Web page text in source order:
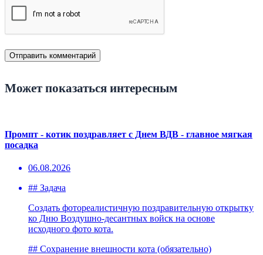
Может показаться интересным
Промпт - котик поздравляет с Днем ВДВ - главное мягкая
посадка
06.08.2026
## Задача
Создать фотореалистичную поздравительную открытку
ко Дню Воздушно-десантных войск на основе
исходного фото кота.
## Сохранение внешности кота (обязательно)